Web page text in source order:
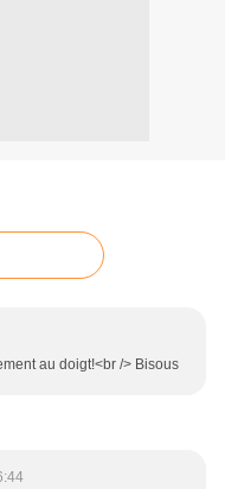
au doigt!<br /> Bisous